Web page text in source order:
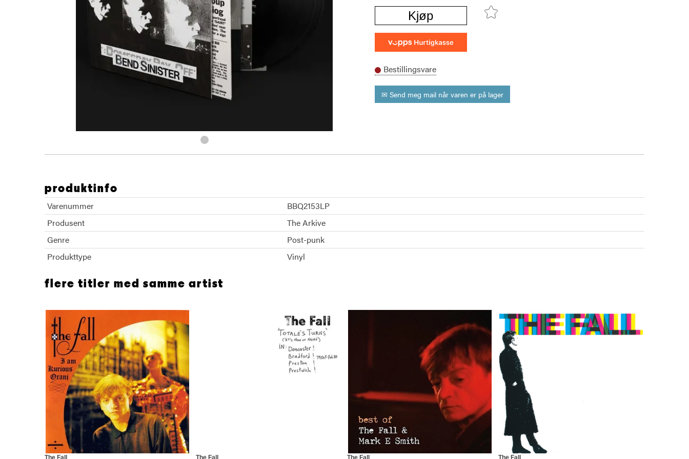
Kjøp
Bestillingsvare
✉ Send meg mail når varen er på lager
produktinfo
Varenummer
BBQ2153LP
Produsent
The Arkive
Genre
Post-punk
Produkttype
Vinyl
flere titler med samme artist
The Fall The Fall The Fall The Fall